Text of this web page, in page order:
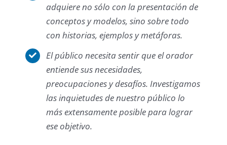
adquiere no sólo con la presentación de
conceptos y modelos, sino sobre todo
con historias, ejemplos y metáforas.
El público necesita sentir que el orador
entiende sus necesidades,
preocupaciones y desafíos. Investigamos
las inquietudes de nuestro público lo
más extensamente posible para lograr
ese objetivo.